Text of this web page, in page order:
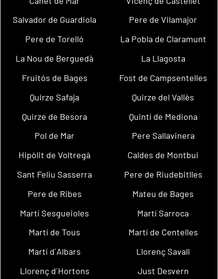
Salvador de Guardiola
Pere de Vilamajor
Pere de Torelló
La Pobla de Claramunt
La Nou de Berguedà
La Llagosta
Fruitós de Bages
Fost de Campsentelles
Quirze Safaja
Quirze del Vallès
Quirze de Besora
Quintí de Mediona
Pol de Mar
Pere Sallavinera
Hipòlit de Voltregà
Caldes de Montbui
Sant Feliu Sasserra
Pere de Riudebitlles
Pere de Ribes
Mateu de Bages
Martí Sesgueioles
Martí Sarroca
Martí de Tous
Martí de Centelles
Martí d´Albars
Llorenç Savall
Llorenç d´Hortons
Just Desvern